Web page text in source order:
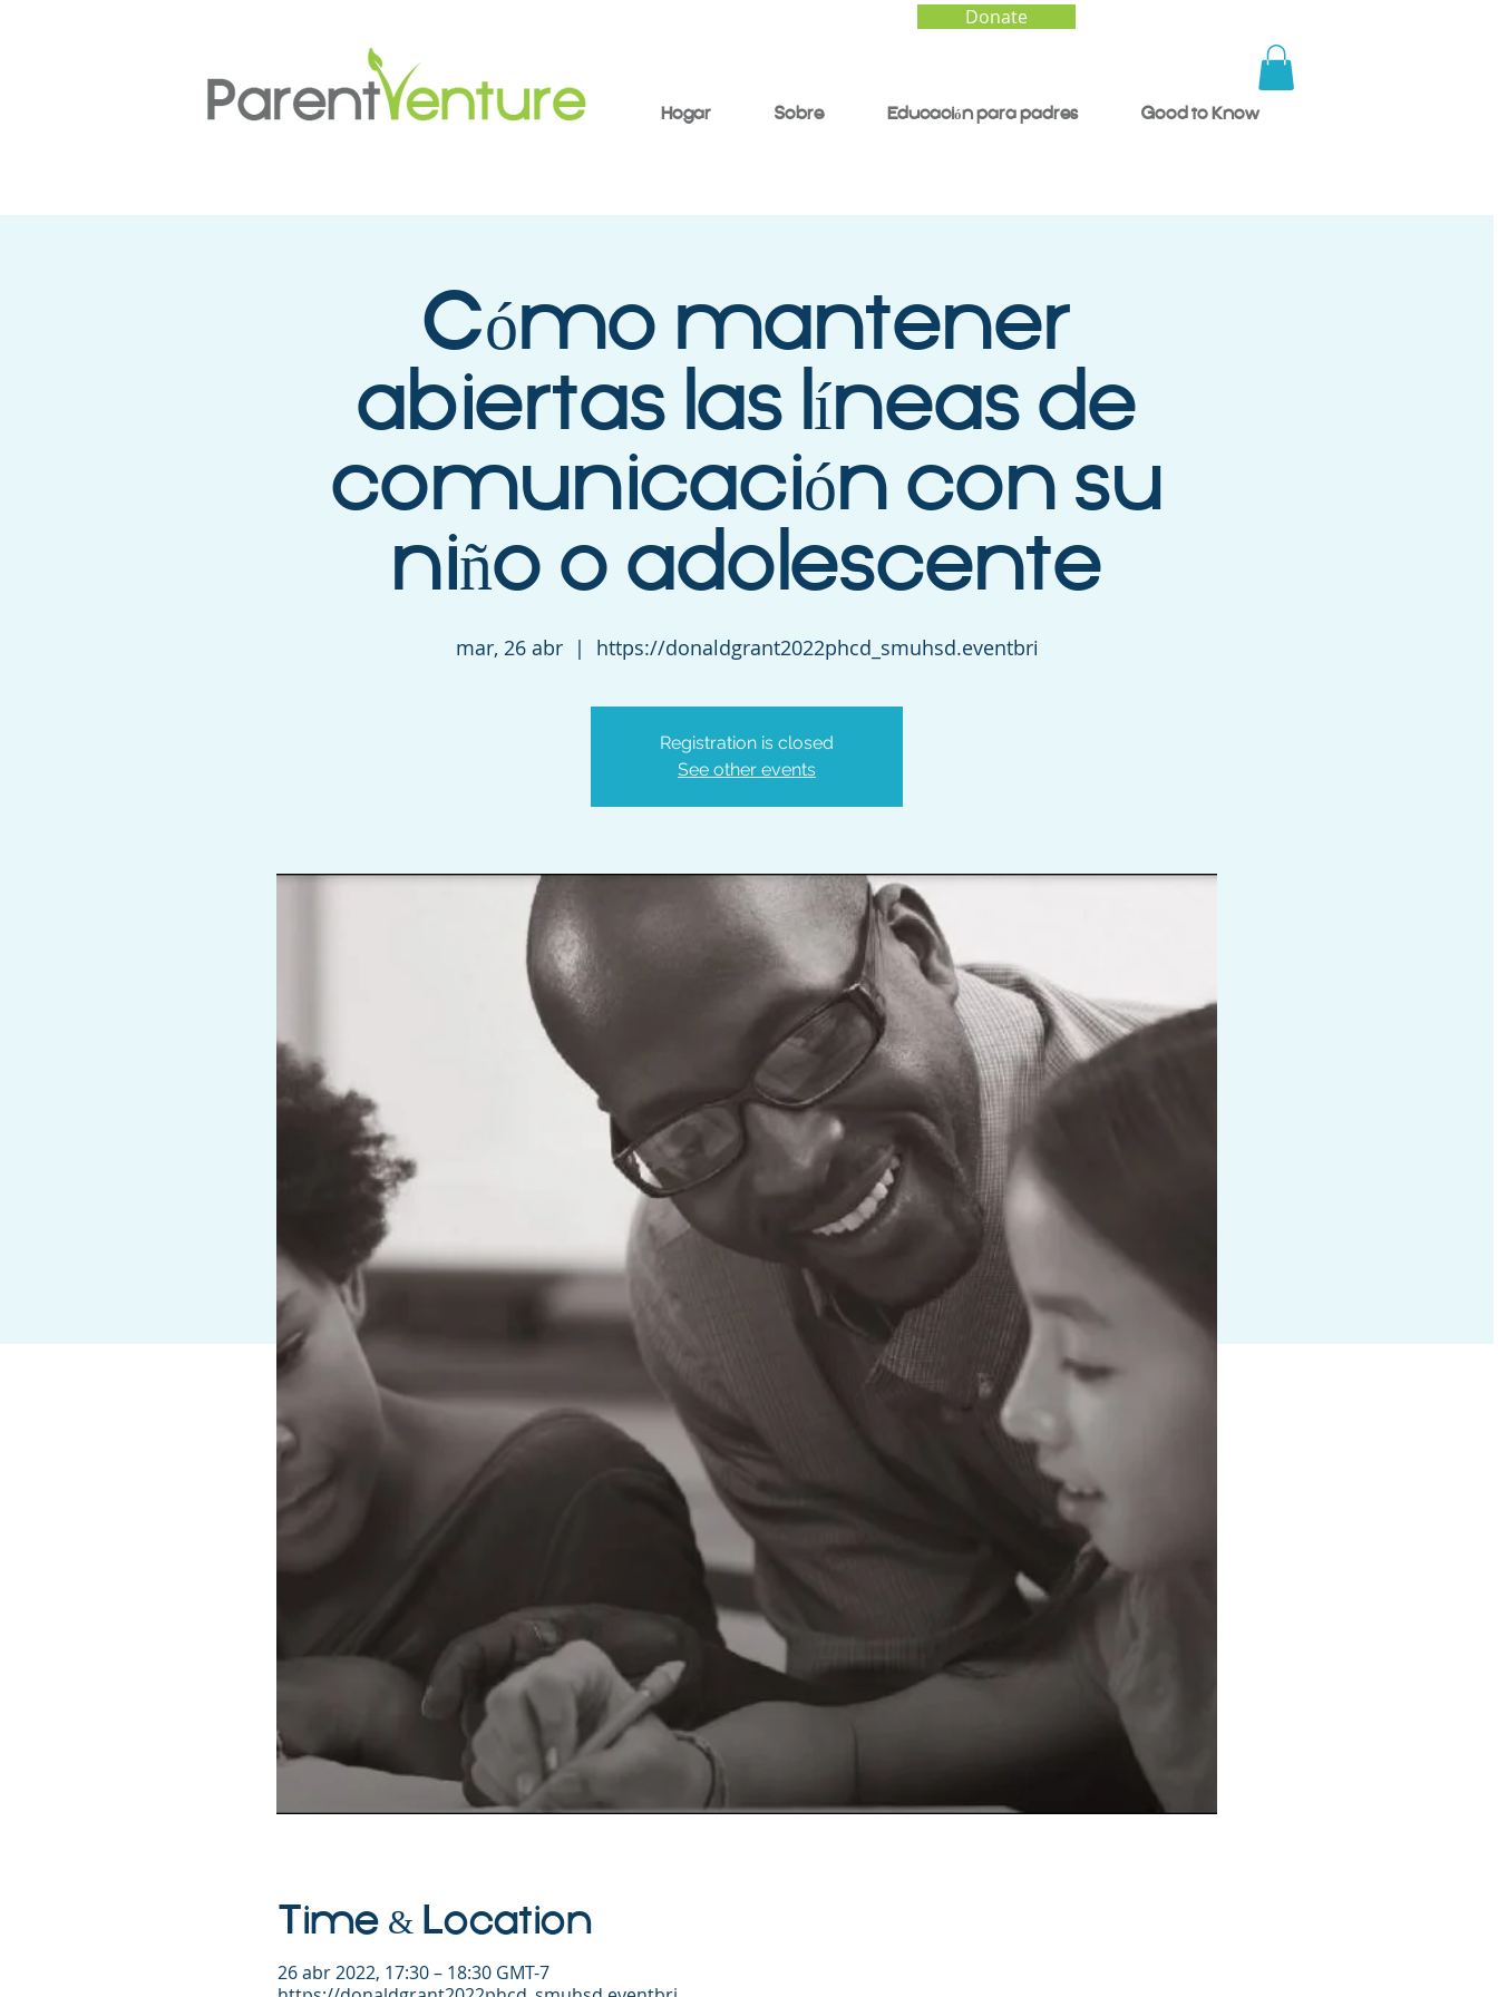
Donate
Hogar Sobre Educación para padres Good to Know
Cómo mantener
abiertas las líneas de
comunicación con su
niño o adolescente
mar, 26 abr
  |
https://donaldgrant2022phcd_smuhsd.eventbri
Registration is closed
See other events
Time & Location
26 abr 2022, 17:30 – 18:30 GMT-7